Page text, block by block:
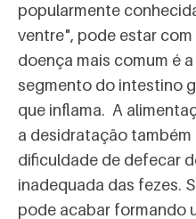
popularmente
ventre", pode estar
doença mais comum é
segmento do intestino
que inflama. A
a desidratação
dificuldade de defecar
inadequada das fezes.
pode acabar formando